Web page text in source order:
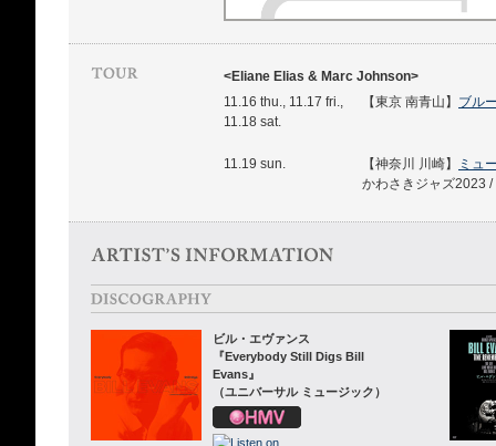
<Eliane Elias & Marc Johnson>
11.16 thu., 11.17 fri.,
11.18 sat.
【東京 南青山】 ブル
11.19 sun. 【神奈川 川崎】
ミュ
かわさきジャズ2023
ビル・エヴァンス
『Everybody Still Digs Bill
Evans』
（ユニバーサル ミュージック）